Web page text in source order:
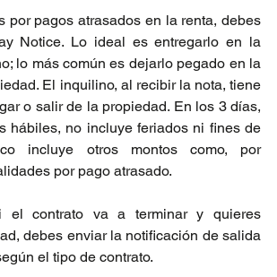
por pagos atrasados en la renta, debes
Notice. Lo ideal es entregarlo en la
lo más común es dejarlo pegado en la
El inquilino, al recibir la nota, tiene
o salir de la propiedad. En los 3 días,
hábiles, no incluye feriados ni fines de
incluye otros montos como, por
por pago atrasado.
el contrato va a terminar y quieres
debes enviar la notificación de salida
el tipo de contrato.